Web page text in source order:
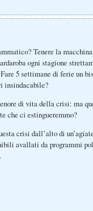
Tenere la
ogni stagione
5 settimane di ferie un
insindacabile?
di vita della crisi: ma
che ci estingueremmo?
crisi dall’alto di
avallati da programmi